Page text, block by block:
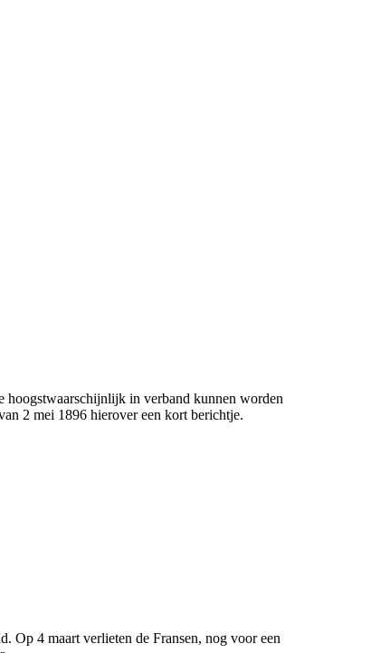
hoogstwaarschijnlijk in verband kunnen worden
2 mei 1896 hierover een kort berichtje.
Op 4 maart verlieten de Fransen, nog voor een